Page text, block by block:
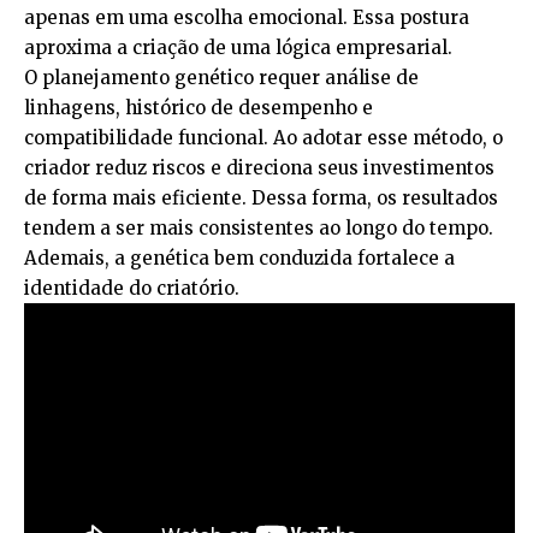
apenas em uma escolha emocional. Essa postura
aproxima a criação de uma lógica empresarial.
O planejamento genético requer análise de
linhagens, histórico de desempenho e
compatibilidade funcional. Ao adotar esse método, o
criador reduz riscos e direciona seus investimentos
de forma mais eficiente. Dessa forma, os resultados
tendem a ser mais consistentes ao longo do tempo.
Ademais, a genética bem conduzida fortalece a
identidade do criatório.